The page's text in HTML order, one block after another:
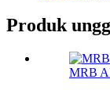
Produk
MRB